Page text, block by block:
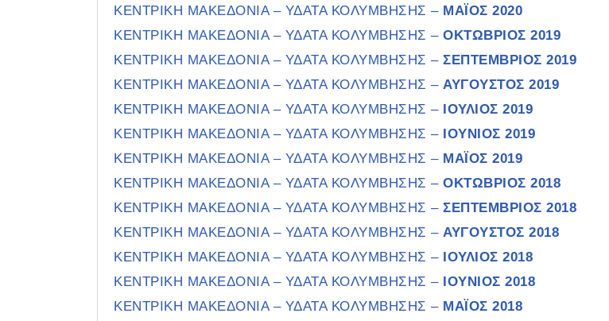
ΚΕΝΤΡΙΚΗ ΜΑΚΕΔΟΝΙΑ – ΥΔΑΤΑ ΚΟΛΥΜΒΗΣΗΣ – ΜΑΪΟΣ 2020
ΚΕΝΤΡΙΚΗ ΜΑΚΕΔΟΝΙΑ – ΥΔΑΤΑ ΚΟΛΥΜΒΗΣΗΣ – ΟΚΤΩΒΡΙΟΣ 2019
ΚΕΝΤΡΙΚΗ ΜΑΚΕΔΟΝΙΑ – ΥΔΑΤΑ ΚΟΛΥΜΒΗΣΗΣ – ΣΕΠΤΕΜΒΡΙΟΣ 2019
ΚΕΝΤΡΙΚΗ ΜΑΚΕΔΟΝΙΑ – ΥΔΑΤΑ ΚΟΛΥΜΒΗΣΗΣ – ΑΥΓΟΥΣΤΟΣ 2019
ΚΕΝΤΡΙΚΗ ΜΑΚΕΔΟΝΙΑ – ΥΔΑΤΑ ΚΟΛΥΜΒΗΣΗΣ – ΙΟΥΛΙΟΣ 2019
ΚΕΝΤΡΙΚΗ ΜΑΚΕΔΟΝΙΑ – ΥΔΑΤΑ ΚΟΛΥΜΒΗΣΗΣ – ΙΟΥΝΙΟΣ 2019
ΚΕΝΤΡΙΚΗ ΜΑΚΕΔΟΝΙΑ – ΥΔΑΤΑ ΚΟΛΥΜΒΗΣΗΣ – ΜΑΪΟΣ 2019
ΚΕΝΤΡΙΚΗ ΜΑΚΕΔΟΝΙΑ – ΥΔΑΤΑ ΚΟΛΥΜΒΗΣΗΣ – ΟΚΤΩΒΡΙΟΣ 2018
ΚΕΝΤΡΙΚΗ ΜΑΚΕΔΟΝΙΑ – ΥΔΑΤΑ ΚΟΛΥΜΒΗΣΗΣ – ΣΕΠΤΕΜΒΡΙΟΣ 2018
ΚΕΝΤΡΙΚΗ ΜΑΚΕΔΟΝΙΑ – ΥΔΑΤΑ ΚΟΛΥΜΒΗΣΗΣ – ΑΥΓΟΥΣΤΟΣ 2018
ΚΕΝΤΡΙΚΗ ΜΑΚΕΔΟΝΙΑ – ΥΔΑΤΑ ΚΟΛΥΜΒΗΣΗΣ – ΙΟΥΛΙΟΣ 2018
ΚΕΝΤΡΙΚΗ ΜΑΚΕΔΟΝΙΑ – ΥΔΑΤΑ ΚΟΛΥΜΒΗΣΗΣ – ΙΟΥΝΙΟΣ 2018
ΚΕΝΤΡΙΚΗ ΜΑΚΕΔΟΝΙΑ – ΥΔΑΤΑ ΚΟΛΥΜΒΗΣΗΣ – ΜΑΪΟΣ 2018